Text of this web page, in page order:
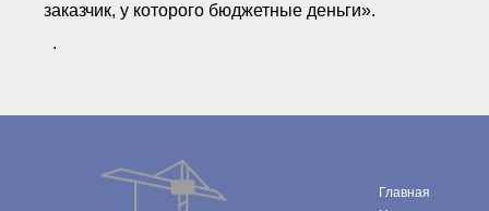
заказчик, у которого бюджетные деньги».
.
Главная